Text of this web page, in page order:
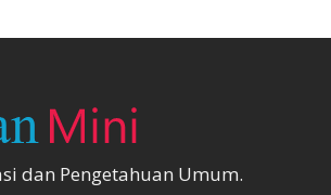
dan Pengetahuan Umum.